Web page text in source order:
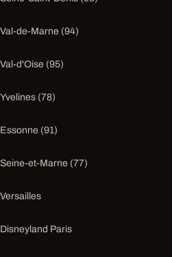
Val-de-Marne (94)
Val-d'Oise (95)
Yvelines (78)
Essonne (91)
Seine-et-Marne (77)
Versailles
Disneyland Paris